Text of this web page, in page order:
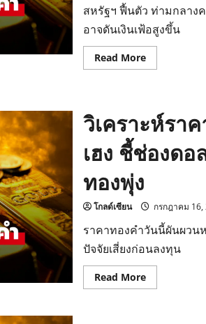
สหรัฐฯ ฟื้นตัว ท่ามกลาง
อาจดันเงินเฟ้อสูงขึ้น
Read MoreRead
more
วัน
นี้
สาเหตุ
ทอง
โลก
ร่วง
ไทย
วิเคราะห์รา
เฮง ชี้ช่องด
ทองพุ่ง
โกลด์เซียน กรกฎาคม 16,
ราคาทองคำวันนี้ผันผวน
ปัจจัยเสี่ยงก่อนลงทุน
Read MoreRead
more